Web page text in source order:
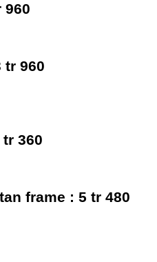
960
tr 960
tr 360
frame : 5 tr 480